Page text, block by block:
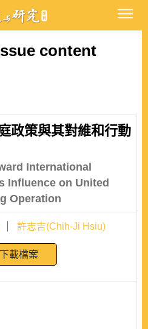
content
政策與其對維和行動
International
Influence on United
Operation
許志吉(Chih-Ji Hsiu)
下載檔案